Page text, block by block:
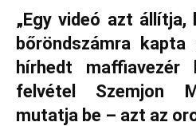
„Egy videó azt állítja,
bőröndszámra
hírhedt maffiavezér
felvétel Szemjon
mutatja be – azt az